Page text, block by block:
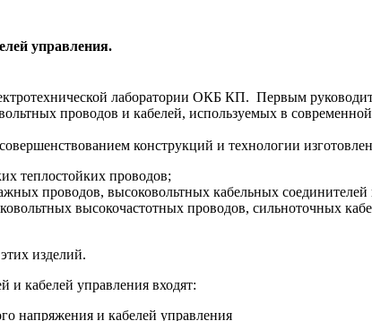
управления.
лаборатории ОКБ КП. Первым
проводов и кабелей, используемых в
конструкций и технологии
теплостойких проводов;
проводов, высоковольтных кабельных
высокочастотных проводов, сильноточных
изделий.
и кабелей управления входят:
напряжения и кабелей управления